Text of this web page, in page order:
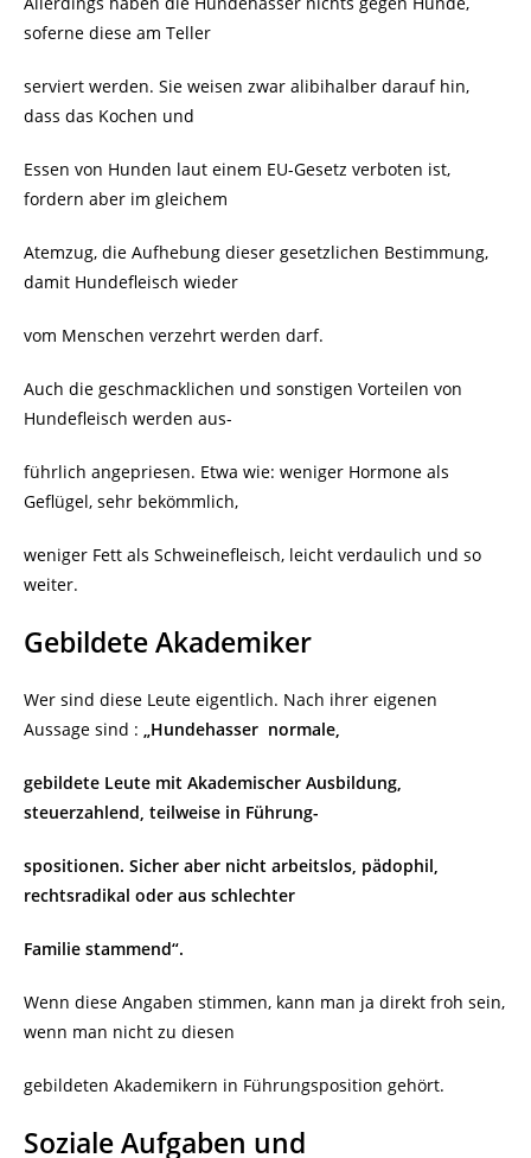
soferne diese am Teller
serviert werden. Sie weisen zwar alibihalber darauf hin,
dass das Kochen und
Essen von Hunden laut einem EU-Gesetz verboten ist,
fordern aber im gleichem
Atemzug, die Aufhebung dieser gesetzlichen Bestimmung,
damit Hundefleisch wieder
vom Menschen verzehrt werden darf.
Auch die geschmacklichen und sonstigen Vorteilen von
Hundefleisch werden aus-
führlich angepriesen. Etwa wie: weniger Hormone als
Geflügel, sehr bekömmlich,
weniger Fett als Schweinefleisch, leicht verdaulich und so
weiter.
Gebildete Akademiker
Wer sind diese Leute eigentlich. Nach ihrer eigenen
Aussage sind : „Hundehasser normale,
gebildete Leute mit Akademischer Ausbildung,
steuerzahlend, teilweise in Führung-
spositionen. Sicher aber nicht arbeitslos, pädophil,
rechtsradikal oder aus schlechter
Familie stammend“.
Wenn diese Angaben stimmen, kann man ja direkt froh sein,
wenn man nicht zu diesen
gebildeten Akademikern in Führungsposition gehört.
Soziale Aufgaben und